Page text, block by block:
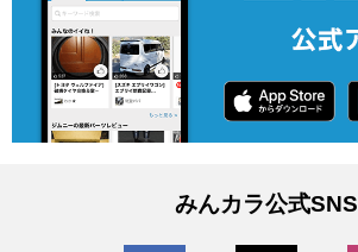
みんカラ公式SNS